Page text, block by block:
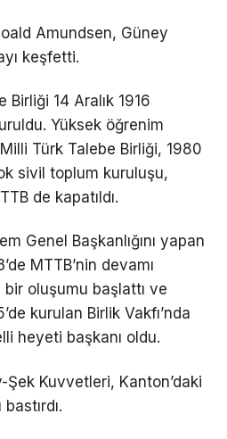
Amundsen, Güney
keşfetti.
Birliği 14 Aralık 1916
Yüksek öğrenim
Türk Talebe Birliği, 1980
sivil toplum kuruluşu,
de kapatıldı.
Genel Başkanlığını yapan
MTTB’nin devamı
oluşumu başlattı ve
kurulan Birlik Vakfı’nda
heyeti başkanı oldu.
Şek Kuvvetleri, Kanton’daki